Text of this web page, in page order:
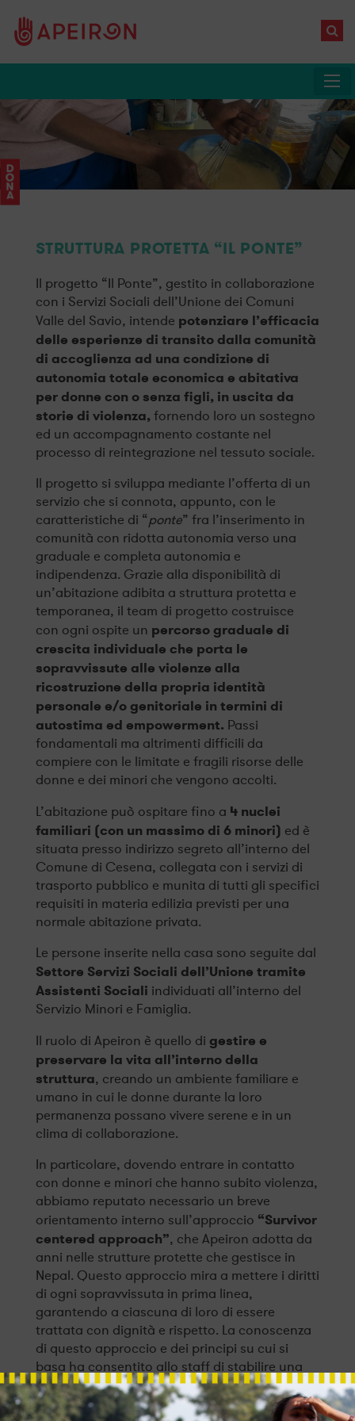
STRUTTURA PROTETTA “IL PONTE”
Il progetto “Il Ponte”, gestito in collaborazione
con i Servizi Sociali dell’Unione dei Comuni
Valle del Savio, intende potenziare l’efficacia
delle esperienze di transito dalla comunità
di accoglienza ad una condizione di
autonomia totale economica e abitativa
per donne con o senza figli, in uscita da
storie di violenza, fornendo loro un sostegno
ed un accompagnamento costante nel
processo di reintegrazione nel tessuto sociale.
Il progetto si sviluppa mediante l’offerta di un
servizio che si connota, appunto, con le
caratteristiche di “ponte” fra l’inserimento in
comunità con ridotta autonomia verso una
graduale e completa autonomia e
indipendenza. Grazie alla disponibilità di
un’abitazione adibita a struttura protetta e
temporanea, il team di progetto costruisce
con ogni ospite un percorso graduale di
crescita individuale che porta le
sopravvissute alle violenze alla
ricostruzione della propria identità
personale e/o genitoriale in termini di
autostima ed empowerment. Passi
fondamentali ma altrimenti difficili da
compiere con le limitate e fragili risorse delle
donne e dei minori che vengono accolti.
L’abitazione può ospitare fino a 4 nuclei
familiari (con un massimo di 6 minori) ed è
situata presso indirizzo segreto all’interno del
Comune di Cesena, collegata con i servizi di
trasporto pubblico e munita di tutti gli specifici
requisiti in materia edilizia previsti per una
normale abitazione privata.
Le persone inserite nella casa sono seguite dal
Settore Servizi Sociali dell’Unione tramite
Assistenti Sociali individuati all’interno del
Servizio Minori e Famiglia.
Il ruolo di Apeiron è quello di gestire e
preservare la vita all’interno della
struttura, creando un ambiente familiare e
umano in cui le donne durante la loro
permanenza possano vivere serene e in un
clima di collaborazione.
In particolare, dovendo entrare in contatto
con donne e minori che hanno subito violenza,
abbiamo reputato necessario un breve
orientamento interno sull’approccio “Survivor
centered approach”, che Apeiron adotta da
anni nelle strutture protette che gestisce in
Nepal. Questo approccio mira a mettere i diritti
di ogni sopravvissuta in prima linea,
garantendo a ciascuna di loro di essere
trattata con dignità e rispetto. La conoscenza
di questo approccio e dei principi su cui si
basa ha consentito allo staff di stabilire una
relazione con i nuclei residenti volta a
promuovere la loro sicurezza emotiva e fisica,